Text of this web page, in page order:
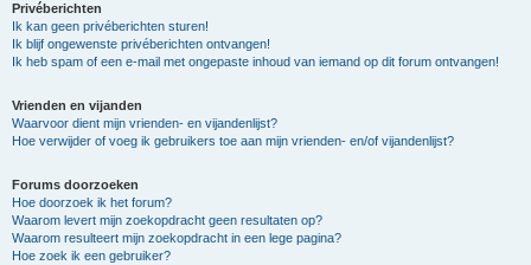
Privéberichten
Ik kan geen privéberichten sturen!
Ik blijf ongewenste privéberichten ontvangen!
Ik heb spam of een e-mail met ongepaste inhoud van iemand op dit forum ontvangen!
Vrienden en vijanden
Waarvoor dient mijn vrienden- en vijandenlijst?
Hoe verwijder of voeg ik gebruikers toe aan mijn vrienden- en/of vijandenlijst?
Forums doorzoeken
Hoe doorzoek ik het forum?
Waarom levert mijn zoekopdracht geen resultaten op?
Waarom resulteert mijn zoekopdracht in een lege pagina?
Hoe zoek ik een gebruiker?